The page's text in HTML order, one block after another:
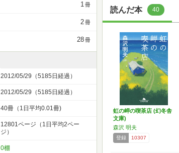
読んだ本 40
虹の岬の喫茶店 (幻冬舎
文庫)
森沢 明夫
登録 10307
1冊
2冊
28冊
2012/05/29（5185日経過）
2012/05/29（5185日経過）
40冊（1日平均0.01冊)
12801ページ（1日平均2ペー
ジ）
0棚